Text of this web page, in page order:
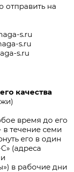
отправить на
s.ru
s.ru
s.ru
качества
время до его
в течение семи
его в один
(адреса
в рабочие дни